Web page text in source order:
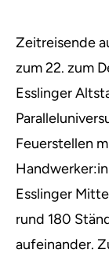
Zeitreisende
zum 22. zum
Esslinger
Feuerstellen
Esslinger
rund 180
aufeinander.